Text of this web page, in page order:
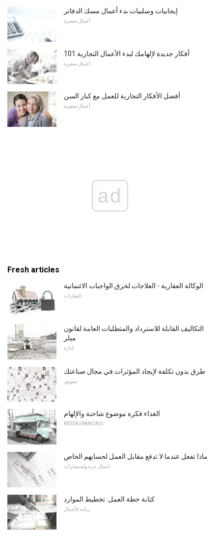
إيجابيات وسلبيات بدء أعمال مسك الدفاتر
أعمال صغيرة
101 أفكار جديدة لإلهامك لبدء الأعمال التجارية
أعمال صغيرة
أفضل الأفكار التجارية للعمل مع كبار السن
أعمال صغيرة
ad
Fresh articles
الوكالة العقارية - العلاجات لخرق الواجبات الائتمانية
العقارات
التكاليف القابلة للاسترداد والمتطلبات العامة لقانون
ميلر
إدارة
طرق بدون تكلفة لإيجاد المؤثرات في مجال صناعتك
تسويق
الغذاء فكرة موضوع شاحنة والإلهام
RESTAURANTING
ماذا تفعل عندما لا تدفع مقابل العمل لحسابهم الخاص
أعمال حرة واستشارات
كتابة خطة العمل: تخطيط الموارد
ريادة الأعمال